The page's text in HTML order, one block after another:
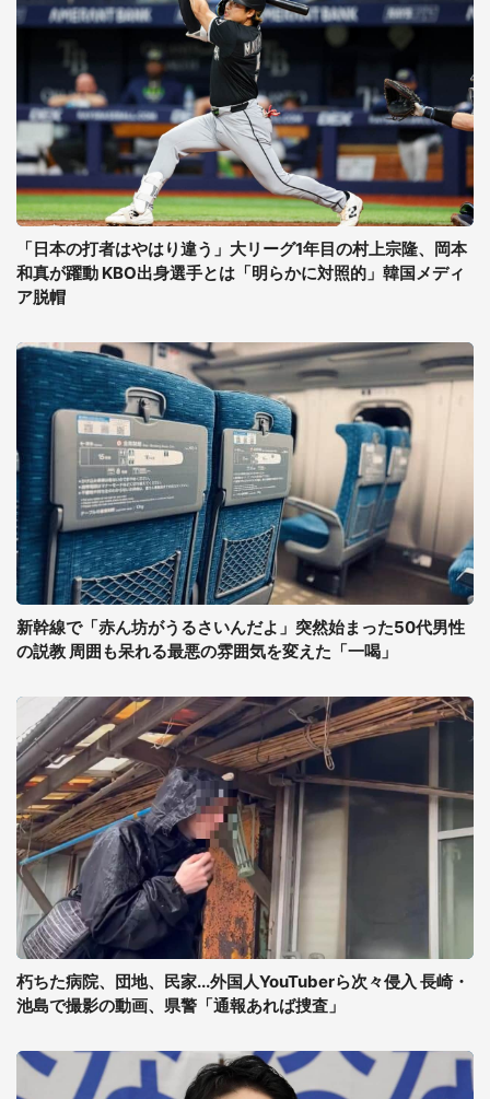
「日本の打者はやはり違う」大リーグ1年目の村上宗隆、岡本
和真が躍動 KBO出身選手とは「明らかに対照的」韓国メディ
ア脱帽
新幹線で「赤ん坊がうるさいんだよ」突然始まった50代男性
の説教 周囲も呆れる最悪の雰囲気を変えた「一喝」
朽ちた病院、団地、民家...外国人YouTuberら次々侵入 長崎・
池島で撮影の動画、県警「通報あれば捜査」